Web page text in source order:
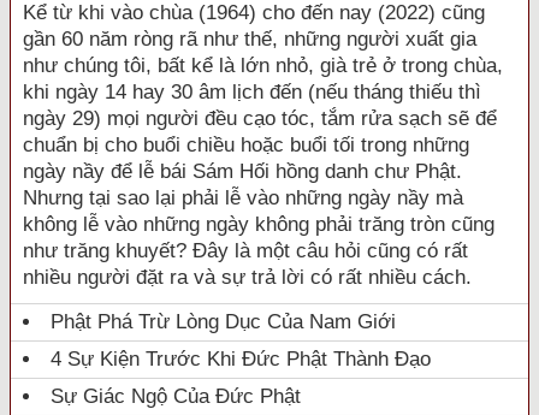
Kể từ khi vào chùa (1964) cho đến nay (2022) cũng
gần 60 năm ròng rã như thế, những người xuất gia
như chúng tôi, bất kể là lớn nhỏ, già trẻ ở trong chùa,
khi ngày 14 hay 30 âm lịch đến (nếu tháng thiếu thì
ngày 29) mọi người đều cạo tóc, tắm rửa sạch sẽ để
chuẩn bị cho buổi chiều hoặc buổi tối trong những
ngày nầy để lễ bái Sám Hối hồng danh chư Phật.
Nhưng tại sao lại phải lễ vào những ngày nầy mà
không lễ vào những ngày không phải trăng tròn cũng
như trăng khuyết? Đây là một câu hỏi cũng có rất
nhiều người đặt ra và sự trả lời có rất nhiều cách.
Phật Phá Trừ Lòng Dục Của Nam Giới
4 Sự Kiện Trước Khi Đức Phật Thành Đạo
Sự Giác Ngộ Của Đức Phật